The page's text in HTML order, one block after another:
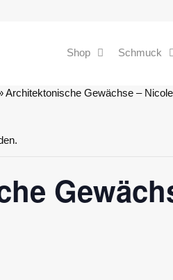
Shop Schmuck
Architektonische Gewächse –